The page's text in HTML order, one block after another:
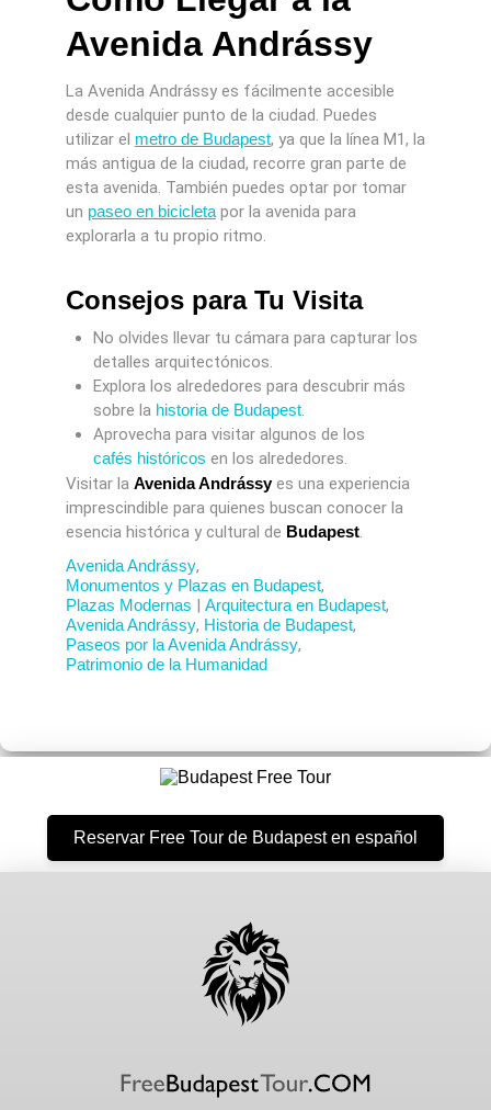
Avenida Andrássy
La Avenida Andrássy es fácilmente accesible
desde cualquier punto de la ciudad. Puedes
utilizar el metro de Budapest, ya que la línea M1, la
más antigua de la ciudad, recorre gran parte de
esta avenida. También puedes optar por tomar
un paseo en bicicletapor la avenida para
explorarla a tu propio ritmo.
Consejos para Tu Visita
No olvides llevar tu cámara para capturar los
detalles arquitectónicos.
Explora los alrededores para descubrir más
sobre la historia de Budapest.
Aprovecha para visitar algunos de los
cafés históricos en los alrededores.
Visitar la Avenida Andrássyes una experiencia
imprescindible para quienes buscan conocer la
esencia histórica y cultural de Budapest.
Avenida Andrássy,
Monumentos y Plazas en Budapest,
Plazas Modernas | Arquitectura en Budapest,
Avenida Andrássy, Historia de Budapest,
Paseos por la Avenida Andrássy,
Patrimonio de la Humanidad
Reservar Free Tour de Budapest en español